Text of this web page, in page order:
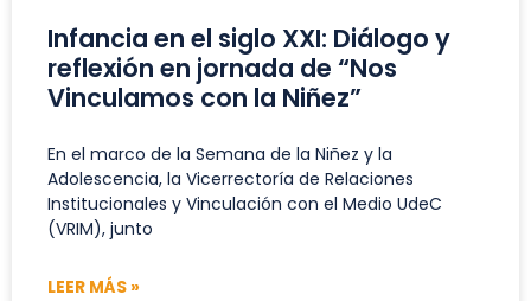
Infancia en el siglo XXI: Diálogo y
reflexión en jornada de “Nos
Vinculamos con la Niñez”
En el marco de la Semana de la Niñez y la
Adolescencia, la Vicerrectoría de Relaciones
Institucionales y Vinculación con el Medio UdeC
(VRIM), junto
LEER MÁS »